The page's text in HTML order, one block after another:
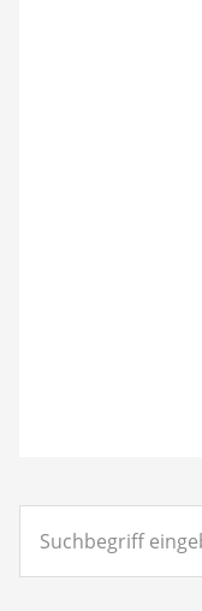
eingeben...